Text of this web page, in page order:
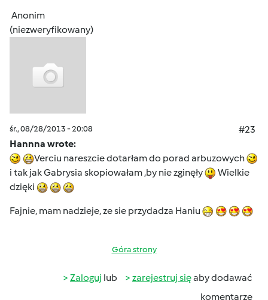
Anonim
(niezweryfikowany)
śr., 08/28/2013 - 20:08
#23
Hannna wrote:
Verciu nareszcie dotarłam do porad arbuzowych
i tak jak Gabrysia skopiowałam ,by nie zginęły
Wielkie
dzięki
Fajnie, mam nadzieje, ze sie przydadza Haniu
Góra strony
Zaloguj lub zarejestruj sięaby dodawać
komentarze